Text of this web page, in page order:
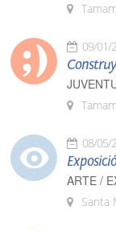
09/01/
08/05/
ARTE /
Santa